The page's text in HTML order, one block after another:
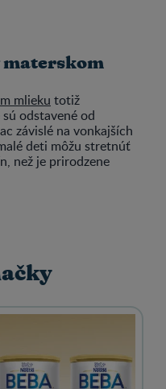
materskom
mlieku totiž
odstavené od
závislé na vonkajších
deti môžu stretnúť
než je prirodzene